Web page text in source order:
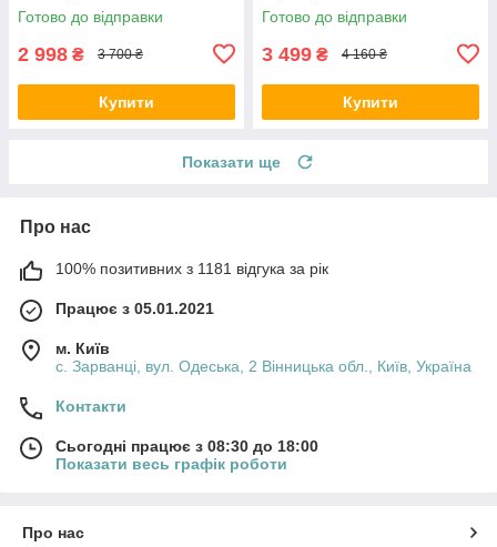
Готово до відправки
2 998 ₴ 3 700 ₴
Купити
Готово до відправки
3 499 ₴ 4 160 ₴
Купити
Показати ще
Про нас
100% позитивних з 1181 відгука за рік
Працює з 05.01.2021
м. Київ
с. Зарванці, вул. Одеська, 2 Вінницька обл., Київ, Україна
Контакти
Сьогодні працює з 08:30 до 18:00
Показати весь графік роботи
Про нас